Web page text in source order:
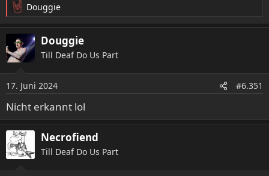
R
e
a
t
n
e
n
:
Douggie
Douggie
Till Deaf Do Us Part
17. Juni 2024 #6.351
Nicht erkannt lol
Necrofiend
Till Deaf Do Us Part